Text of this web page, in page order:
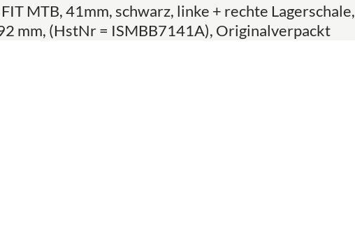
MTB, 41mm, schwarz, linke + rechte Lagerschale,
mm, (HstNr = ISMBB7141A), Originalverpackt